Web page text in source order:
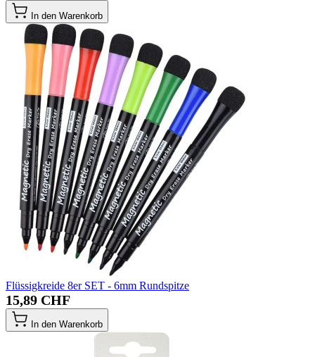
In den Warenkorb
Flüssigkreide 8er SET - 6mm Rundspitze
15,89 CHF
In den Warenkorb